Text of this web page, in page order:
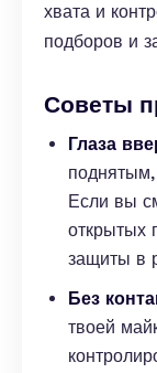
хвата и
подборов и
Советы
Глаза
Если вы
открытых
защиты в
Без
твоей